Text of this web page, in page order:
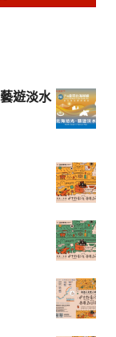
遊淡水